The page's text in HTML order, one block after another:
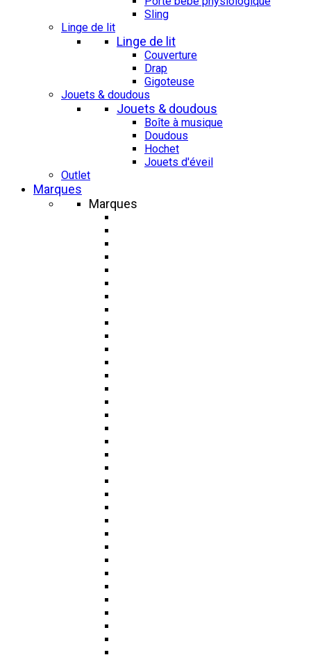
Sling
Linge de lit
Linge de lit
Couverture
Drap
Gigoteuse
Jouets & doudous
Jouets & doudous
Boîte à musique
Doudous
Hochet
Jouets d'éveil
Outlet
Marques
Marques